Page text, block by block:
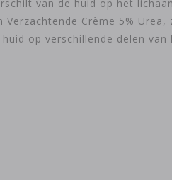
van de huid op het
Verzachtende Crème 5%
op verschillende delen van